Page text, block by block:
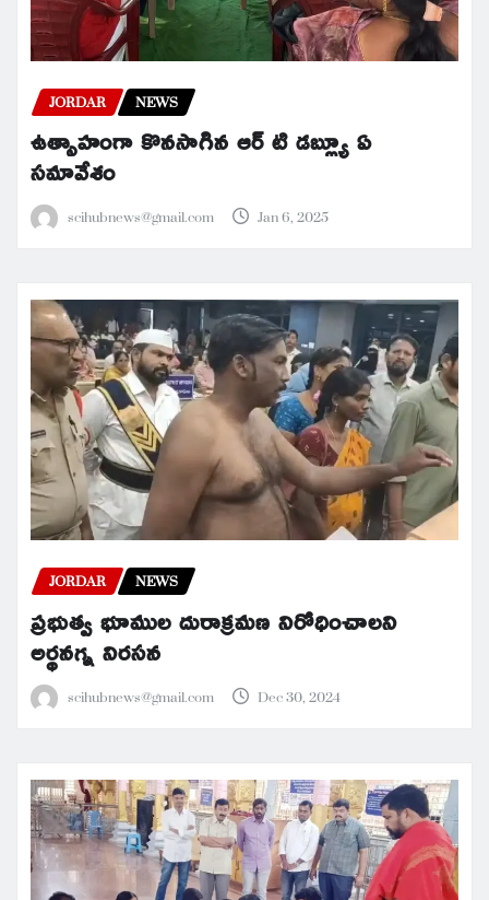
JORDAR NEWS
ఉత్సాహంగా కొనసాగిన ఆర్ టి డబ్ల్యూ ఏ
సమావేశం
scihubnews@gmail.com Jan 6, 2025
JORDAR NEWS
ప్రభుత్వ భూముల దురాక్రమణ నిరోధించాలని
అర్థనగ్న నిరసన
scihubnews@gmail.com Dec 30, 2024